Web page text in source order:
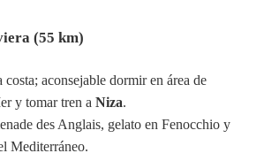
(55 km)
costa; aconsejable dormir en área de
y tomar tren a Niza.
des Anglais, gelato en Fenocchio y
Mediterráneo.